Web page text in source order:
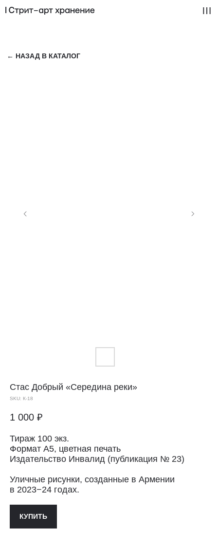
Стас Добрый «Середина реки»
SKU: К-18
1 000 ₽
Тираж 100 экз.
Формат А5, цветная печать
Издательство Инвалид (публикация № 23)
Уличные рисунки, созданные в Армении
в 2023−24 годах.
КУПИТЬ
Доставка осуществляется курьерской
службой СДЭК за счёт покупателя.
Сроки доставки: 2−3 дня по Санкт-
Самовывоз из магазина в Санкт-
Петербурге возможен
Доставка